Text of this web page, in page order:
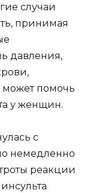
случаи
принимая
давления,
может помочь
у женщин.
с
немедленно
реакции